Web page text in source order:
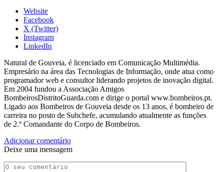
Website
Facebook
X (Twitter)
Instagram
LinkedIn
Natural de Gouveia, é licenciado em Comunicação Multimédia.
Empresário na área das Tecnologias de Informação, onde atua como
programador web e consultor liderando projetos de inovação digital.
Em 2004 fundou a Associação Amigos
BombeirosDistritoGuarda.com e dirige o portal www.bombeiros.pt.
Ligado aos Bombeiros de Gouveia desde os 13 anos, é bombeiro de
carreira no posto de Subchefe, acumulando atualmente as funções
de 2.º Comandante do Corpo de Bombeiros.
Adicionar comentário
Deixe uma mensagem